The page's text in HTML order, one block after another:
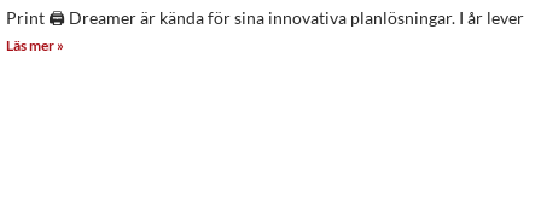
Print 🖨 Dreamer är kända för sina innovativa planlösningar. I år lever
Läs mer »